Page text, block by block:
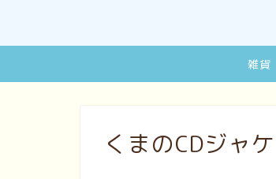
雑貨
くまのCDジャ